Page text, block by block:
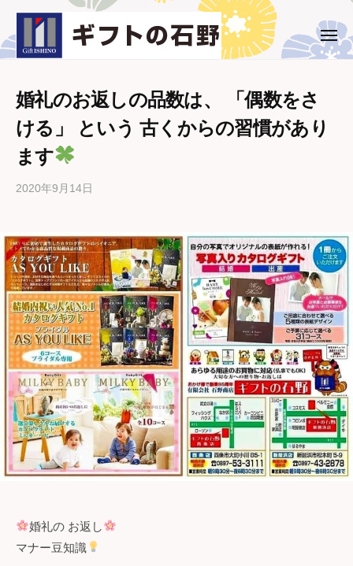
テ
ギ
ト
の
石
西
・
新
フ
ト
専
門
店
メ
ニ
ュ
婚礼のお返しの品数は、 「偶数をさ
ける」 という 古くからの習慣があり
ます
2020年9月14日
フ
ト
の
石
野
婚礼の お返し
マナー豆知識
ト
の
石